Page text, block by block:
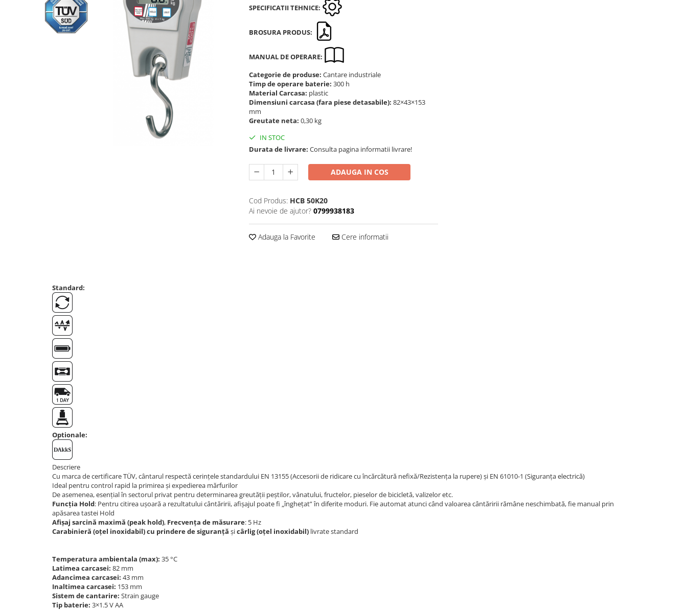
Cantare de banc
Cantare de numarare
Cantare de podea
Accesorii greutati
Cutii din aluminiu
Cutii din lemn
Cutii din plastic
Manipulare greutati
Set verificare minimal
Cutii pentru clean room
Seturi de greutati
SPECIFICATII TEHNICE:
BROSURA PRODUS:
MANUAL DE OPERARE:
Categorie de produse: Cantare industriale
Timp de operare baterie: 300 h
Material Carcasa: plastic
Dimensiuni carcasa (fara piese detasabile): 82×43×153
mm
Greutate neta: 0,30 kg
IN STOC
Durata de livrare: Consulta pagina informatii livrare!
ADAUGA IN COS
Cod Produs: HCB 50K20
Ai nevoie de ajutor? 0799938183
Adauga la Favorite Cere informatii
Standard:
Optionale:
Descriere
Cu marca de certificare TÜV, cântarul respectă cerințele standardului EN 13155 (Accesorii de ridicare cu încărcătură nefixă/Rezistența la rupere) și EN 61010-1 (Siguranța electrică)
Ideal pentru control rapid la primirea și expedierea mărfurilor
De asemenea, esențial în sectorul privat pentru determinarea greutății peștilor, vânatului, fructelor, pieselor de bicicletă, valizelor etc.
Funcția Hold: Pentru citirea ușoară a rezultatului cântăririi, afișajul poate fi „înghețat” în diferite moduri. Fie automat atunci când valoarea cântăririi rămâne neschimbată, fie manual prin
apăsarea tastei Hold
Afișaj sarcină maximă (peak hold), Frecvența de măsurare: 5 Hz
Carabinieră (oțel inoxidabil) cu prindere de siguranță șicârlig (oțel inoxidabil) livrate standard
Temperatura ambientala (max): 35 °C
Latimea carcasei: 82 mm
Adancimea carcasei: 43 mm
Inaltimea carcasei: 153 mm
Sistem de cantarire: Strain gauge
Tip baterie: 3×1.5 V AA